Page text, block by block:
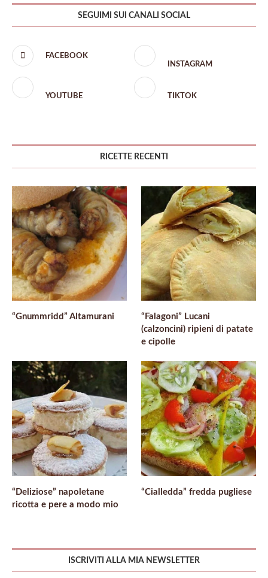
SEGUIMI SUI CANALI SOCIAL
FACEBOOK
INSTAGRAM
YOUTUBE TIKTOK
RICETTE RECENTI
“Gnummridd” Altamurani
“Falagoni” Lucani
(calzoncini) ripieni di patate
e cipolle
“Deliziose” napoletane
ricotta e pere a modo mio
“Cialledda” fredda pugliese
ISCRIVITI ALLA MIA NEWSLETTER